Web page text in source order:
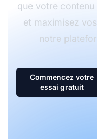
que votre
et maximisez
notre
Commencez votre
essai gratuit